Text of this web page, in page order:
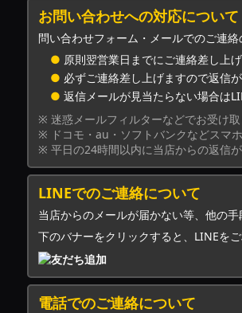
お問い合わせへの対応について
問い合わせフォーム・メールでのご連
● 原則翌営業日までにご連絡差し上
● 必ずご連絡差し上げますので返信
● 返信メールが見当たらない場合は
※ 迷惑メールフィルターなどでお受け
※ ドコモ・au・ソフトバンクなどスマ
※ 平日の24時間以内に当店からの返信
LINEでのご連絡について
当店からのメールが届かない等、他の
下のバナーをクリックすると、LINEをご
電話でのご連絡について